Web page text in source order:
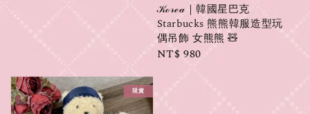
𝒦ℴ𝓇ℯ𝒶｜韓國星巴克
Starbucks 熊熊韓服造型玩
偶吊飾 女熊熊 🧸
Regular
NT$ 980
現貨